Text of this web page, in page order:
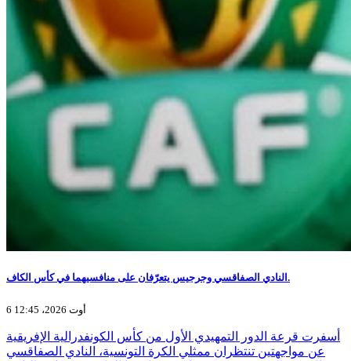
النادي الصفاقسي وجرجيس يتعرّفان على منافسيهما في كأس الكاف.
6 أوت 2026، 12:45
أسفرت قرعة الدور التمهيدي الأول من كأس الكونفدرالية الإفريقية
عن مواجهتين تنتظران ممثلي الكرة التونسية، النادي الصفاقسي